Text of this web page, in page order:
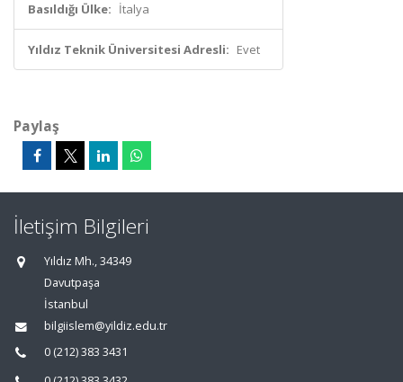
Basıldığı Ülke: İtalya
Yıldız Teknik Üniversitesi Adresli: Evet
Paylaş
İletişim Bilgileri
Yıldız Mh., 34349
Davutpaşa
İstanbul
bilgiislem@yildiz.edu.tr
0 (212) 383 3431